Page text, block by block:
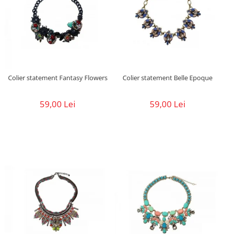
Colier statement Fantasy Flowers
59,00 Lei
Colier statement Belle Epoque
59,00 Lei